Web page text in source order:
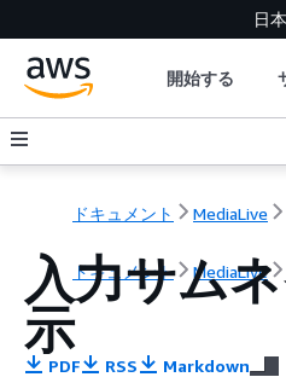
日
開始する
ドキュメント MediaLive
ドキュメント MediaLive
入力サム
示
PDF RSS Markdown